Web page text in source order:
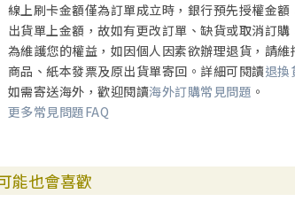
線上刷卡金額僅為訂單成立時，銀行預先授權金
出貨單上金額，故如有更改訂單、缺貨或取消訂購
為維護您的權益，如因個人因素欲辦理退貨，請
商品、紙本發票及原出貨單寄回。詳細可閱讀退換
如需寄送海外，歡迎閱讀海外訂購常見問題 。
更多常見問題FAQ
能也會喜歡